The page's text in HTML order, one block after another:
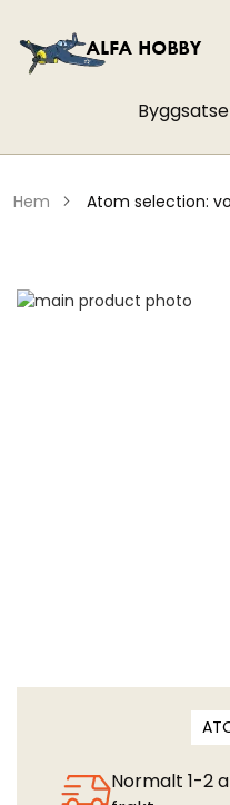
hem atom selection:
Hoppa
Normalt 1-2